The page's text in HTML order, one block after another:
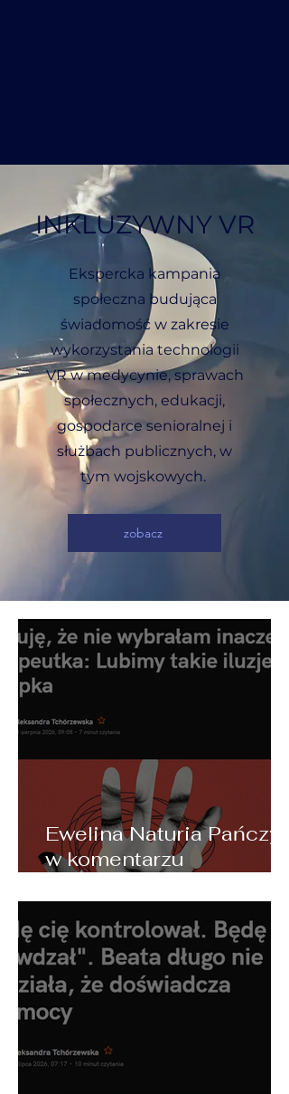
INKLUZYWNY VR
Ekspercka kampania
społeczna budująca
świadomość w zakresie
wykorzystania technologii
VR w medycynie, sprawach
społecznych, edukacji,
gospodarce senioralnej i
służbach publicznych, w
tym wojskowych.
zobacz
Ewelina Naturia Pańczyk
w komentarzu
Straty i ałobie po
niewybranym życiu dla
NaTemat